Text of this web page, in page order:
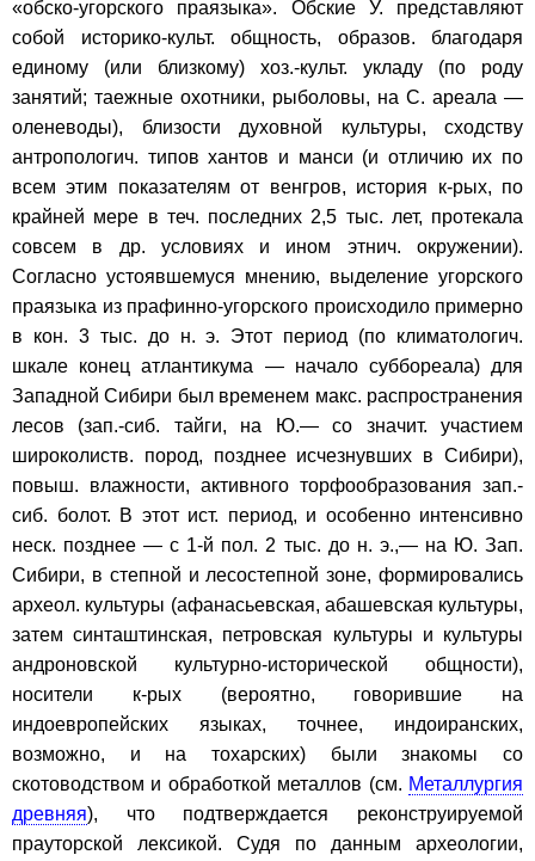
«обско-угорского праязыка». Обские У. представляют
собой историко-культ. общность, образов. благодаря
единому (или близкому) хоз.-культ. укладу (по роду
занятий; таежные охотники, рыболовы, на С. ареала —
оленеводы), близости духовной культуры, сходству
антропологич. типов хантов и манси (и отличию их по
всем этим показателям от венгров, история к-рых, по
крайней мере в теч. последних 2,5 тыс. лет, протекала
совсем в др. условиях и ином этнич. окружении).
Согласно устоявшемуся мнению, выделение угорского
праязыка из прафинно-угорского происходило примерно
в кон. 3 тыс. до н. э. Этот период (по климатологич.
шкале конец атлантикума — начало суббореала) для
Западной Сибири был временем макс. распространения
лесов (зап.-сиб. тайги, на Ю.— со значит. участием
широколиств. пород, позднее исчезнувших в Сибири),
повыш. влажности, активного торфообразования зап.-
сиб. болот. В этот ист. период, и особенно интенсивно
неск. позднее — с 1-й пол. 2 тыс. до н. э.,— на Ю. Зап.
Сибири, в степной и лесостепной зоне, формировались
археол. культуры (афанасьевская, абашевская культуры,
затем синташтинская, петровская культуры и культуры
андроновской культурно-исторической общности),
носители к-рых (вероятно, говорившие на
индоевропейских языках, точнее, индоиранских,
возможно, и на тохарских) были знакомы со
скотоводством и обработкой металлов (см. Металлургия
древняя), что подтверждается реконструируемой
прауторской лексикой. Судя по данным археологии,